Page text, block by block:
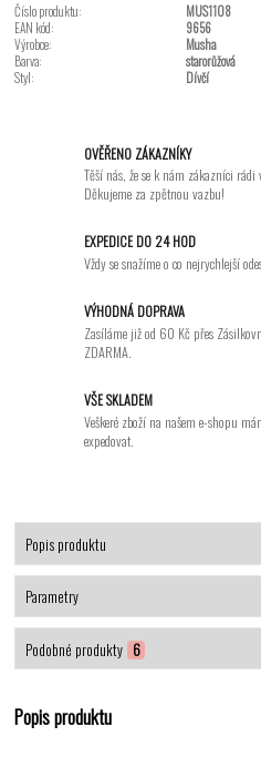
Číslo produktu:
MUS1108
EAN kód:
9656
Výrobce:
Musha
Barva:
starorůžová
Styl:
Dívčí
OVĚŘENO ZÁKAZNÍKY
Těší nás, že se k nám zákazníci
Děkujeme za zpětnou vazbu!
EXPEDICE DO 24 HOD
Vždy se snažíme o co nejrychlejší
VÝHODNÁ DOPRAVA
Zasíláme již od 60 Kč přes
ZDARMA.
VŠE SKLADEM
Veškeré zboží na našem e-shopu
expedovat.
Popis produktu
Parametry
Podobné produkty 6
Popis produktu